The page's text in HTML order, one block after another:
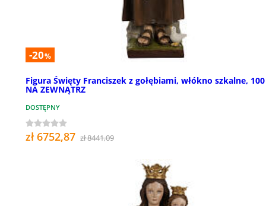
-20%
Figura Święty Franciszek z gołębiami, włókno szkalne,
NA ZEWNĄTRZ
DOSTĘPNY
zł 6752,87 zł 8441,09